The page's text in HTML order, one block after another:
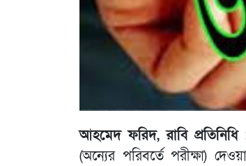
আহমেদ ফরিদ, রাবি প্রতিনিধি
(অন্যের পরিবর্তে পরীক্ষা)